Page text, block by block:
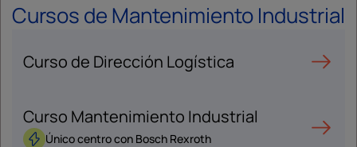
Cursos de Mantenimiento Industrial
Curso de Dirección Logística
Curso Mantenimiento Industrial
Único centro con Bosch Rexroth